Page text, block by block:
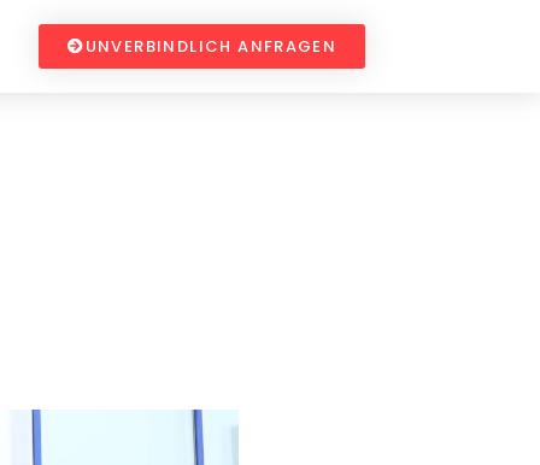
UNVERBINDLICH ANFRAGEN